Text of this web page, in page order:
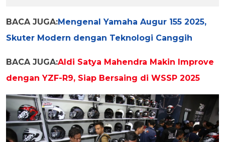
BACA JUGA:Mengenal Yamaha Augur 155 2025,
Skuter Modern dengan Teknologi Canggih
BACA JUGA:Aldi Satya Mahendra Makin Improve
dengan YZF-R9, Siap Bersaing di WSSP 2025